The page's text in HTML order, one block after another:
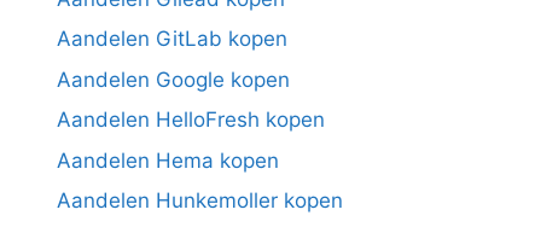
Aandelen GitLab kopen
Aandelen Google kopen
Aandelen HelloFresh kopen
Aandelen Hema kopen
Aandelen Hunkemoller kopen